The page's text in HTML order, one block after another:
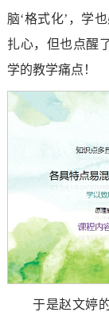
脑‘格式化’，学
扎心，但也点醒
学的教学痛点！
于是赵文婷